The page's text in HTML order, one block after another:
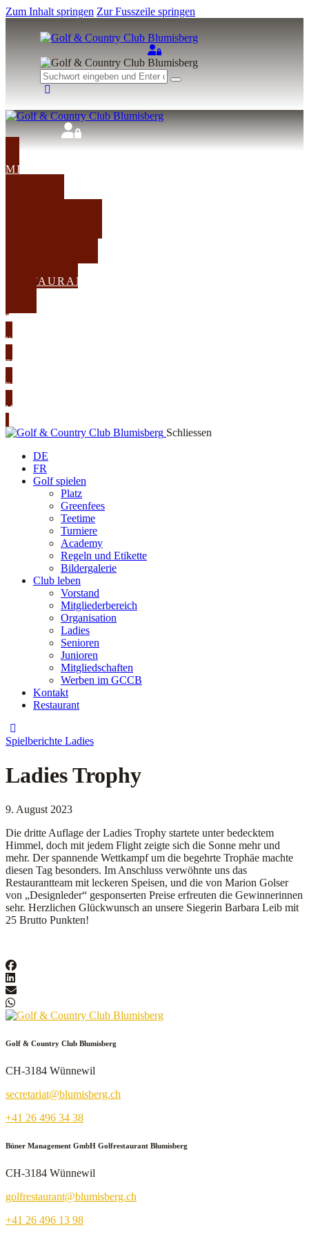
Zum Inhalt springen Zur Fusszeile springen
MITGLIED
RESTAURANT
TEETIME
KURSE
TURNIERE
RESTAURANT
MITGLIED WERDEN
Schliessen
DE
FR
Golf spielen
Platz
Greenfees
Teetime
Turniere
Academy
Regeln und Etikette
Bildergalerie
Club leben
Vorstand
Mitgliederbereich
Organisation
Ladies
Senioren
Junioren
Mitgliedschaften
Werben im GCCB
Kontakt
Restaurant
Spielberichte Ladies
Ladies Trophy
9. August 2023
Die dritte Auflage der Ladies Trophy startete unter bedecktem
Himmel, doch mit jedem Flight zeigte sich die Sonne mehr und
mehr. Der spannende Wettkampf um die begehrte Trophäe machte
diesen Tag besonders. Im Anschluss verwöhnte uns das
Restaurantteam mit leckeren Speisen, und die von Marion Golser
von „Designleder“ gesponserten Preise erfreuten die Gewinnerinnen
sehr. Herzlichen Glückwunsch an unsere Siegerin Barbara Leib mit
25 Brutto Punkten!
Golf & Country Club Blumisberg
CH-3184 Wünnewil
secretariat@blumisberg.ch
+41 26 496 34 38
Büner Management GmbH Golfrestaurant Blumisberg
CH-3184 Wünnewil
golfrestaurant@blumisberg.ch
+41 26 496 13 98